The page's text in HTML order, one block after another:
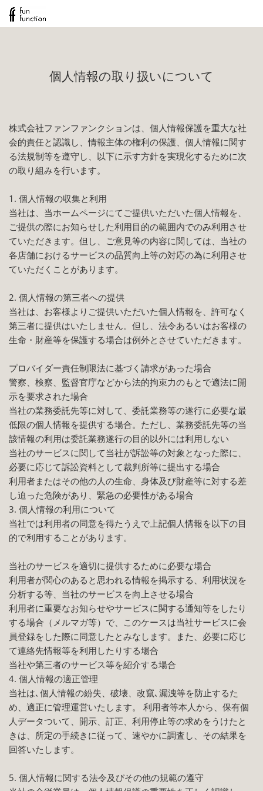
個人情報の取り扱いについて
株式会社ファンファンクションは、個人情報保護を重大な社
会的責任と認識し、情報主体の権利の保護、個人情報に関す
る法規制等を遵守し、以下に示す方針を実現化するために次
の取り組みを行います。
1. 個人情報の収集と利用
当社は、当ホームページにてご提供いただいた個人情報を、
ご提供の際にお知らせした利用目的の範囲内でのみ利用させ
ていただきます。但し、ご意見等の内容に関しては、当社の
各店舗におけるサービスの品質向上等の対応の為に利用させ
ていただくことがあります。
2. 個人情報の第三者への提供
当社は、お客様よりご提供いただいた個人情報を、許可なく
第三者に提供はいたしません。但し、法令あるいはお客様の
生命・財産等を保護する場合は例外とさせていただきます。
プロバイダー責任制限法に基づく請求があった場合
警察、検察、監督官庁などから法的拘束力のもとで適法に開
示を要求された場合
当社の業務委託先等に対して、委託業務等の遂行に必要な最
低限の個人情報を提供する場合。ただし、業務委託先等の当
該情報の利用は委託業務遂行の目的以外には利用しない
当社のサービスに関して当社が訴訟等の対象となった際に、
必要に応じて訴訟資料として裁判所等に提出する場合
利用者またはその他の人の生命、身体及び財産等に対する差
し迫った危険があり、緊急の必要性がある場合
3. 個人情報の利用について
当社では利用者の同意を得たうえで上記個人情報を以下の目
的で利用することがあります。
当社のサービスを適切に提供するために必要な場合
利用者が関心のあると思われる情報を掲示する、利用状況を
分析する等、当社のサービスを向上させる場合
利用者に重要なお知らせやサービスに関する通知等をしたり
する場合（メルマガ等）で、このケースは当社サービスに会
員登録をした際に同意したとみなします。また、必要に応じ
て連絡先情報等を利用したりする場合
当社や第三者のサービス等を紹介する場合
4. 個人情報の適正管理
当社は､個人情報の紛失、破壊、改竄､漏洩等を防止するた
め、適正に管理運営いたします。 利用者等本人から、保有個
人データついて、開示、訂正、利用停止等の求めをうけたと
きは、所定の手続きに従って、速やかに調査し、その結果を
回答いたします。
5. 個人情報に関する法令及びその他の規範の遵守